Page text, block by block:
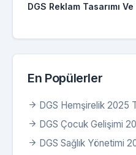
DGS Reklam Tasarımı
En Popülerler
DGS Hemşirelik 2025
DGS Çocuk Gelişimi
DGS Sağlık Yönetimi